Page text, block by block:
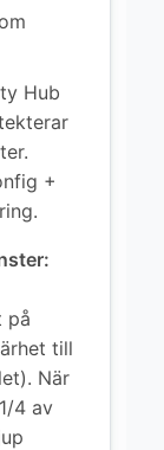
Hub
+
på
till
När
4 av